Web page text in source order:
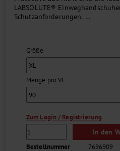
LABSOLUTE®
Schutzanforderungen.
Größe
Menge pro VE
Zum Login / Registrierung
In den
Bestellnummer
7696909